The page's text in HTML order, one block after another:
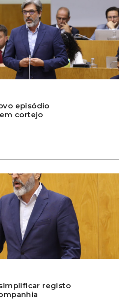
episódio
cortejo
registo